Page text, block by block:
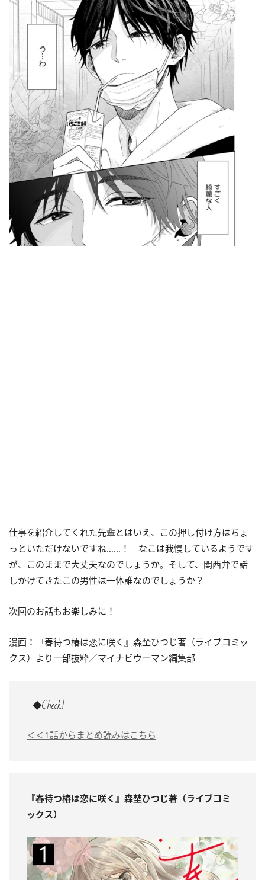
仕事を紹介してくれた先輩とはいえ、この押し付け方はちょ
っといただけないですね……！ なこは我慢しているようです
が、このままで大丈夫なのでしょうか。そして、関西弁で話
しかけてきたこの男性は一体誰なのでしょうか？
次回のお話もお楽しみに！
漫画：『春待つ椿は恋に咲く』森埜ひつじ著（ライブコミッ
クス）より一部抜粋／マイナビウーマン編集部
◆Check!
＜＜1話からまとめ読みはこちら
『春待つ椿は恋に咲く』森埜ひつじ著（ライブコミ
ックス）